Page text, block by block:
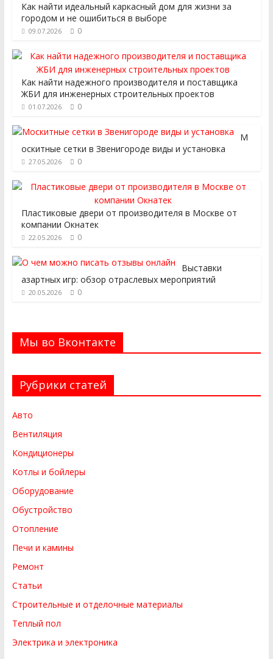
Как найти идеальный каркасный дом для жизни за
городом и не ошибиться в выборе
09.07.2026 0
Как найти надежного производителя и поставщика
ЖБИ для инженерных строительных проектов
01.07.2026 0
М
оскитные сетки в Звенигороде виды и установка
27.05.2026 0
Пластиковые двери от производителя в Москве от
компании Окнатек
22.05.2026 0
Выставки
азартных игр: обзор отраслевых мероприятий
20.05.2026 0
Мы во Вконтакте
Рубрики статей
Авто
Вентиляция
Кондиционеры
Котлы и бойлеры
Оборудование
Обустройство
Отопление
Печи и камины
Ремонт
Статьи
Строительные и отделочные материалы
Теплый пол
Электрика и электроника